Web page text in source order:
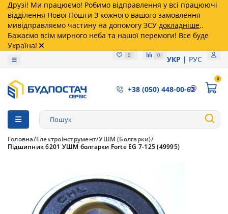
Друзі! Ми працюємо! Робимо відправлення у всі працюючі
відділення Нової Пошти З кожного вашого замовлення
мивідправляємо частину на допомогу ЗСУ докладніше..
Бажаємо всім мирного неба та нашої перемоги! Все буде
Україна!
0 0 УКР РУС
+38 (050) 448-00-62
0
Головна Електроінструмент УШМ (Болгарки)
Підшипник 6201 УШМ болгарки Forte EG 7-125 (49995)